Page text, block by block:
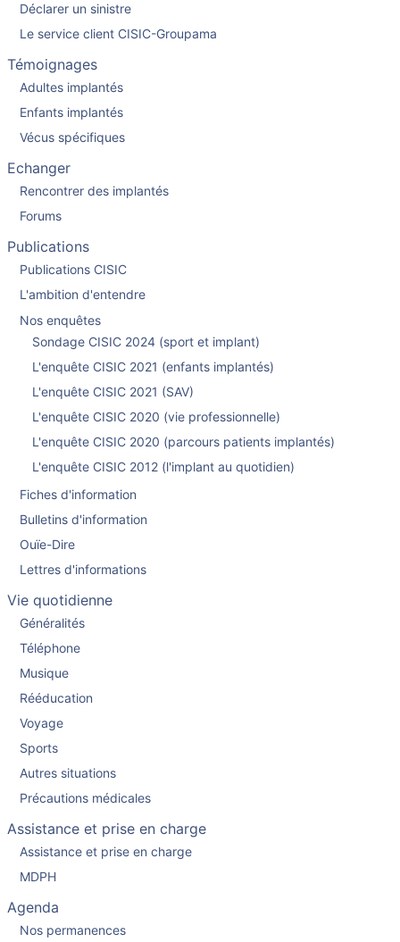
Déclarer un sinistre
Le service client CISIC-Groupama
Témoignages
Adultes implantés
Enfants implantés
Vécus spécifiques
Echanger
Rencontrer des implantés
Forums
Publications
Publications CISIC
L'ambition d'entendre
Nos enquêtes
Sondage CISIC 2024 (sport et implant)
L'enquête CISIC 2021 (enfants implantés)
L'enquête CISIC 2021 (SAV)
L'enquête CISIC 2020 (vie professionnelle)
L'enquête CISIC 2020 (parcours patients implantés)
L'enquête CISIC 2012 (l'implant au quotidien)
Fiches d'information
Bulletins d'information
Ouïe-Dire
Lettres d'informations
Vie quotidienne
Généralités
Téléphone
Musique
Rééducation
Voyage
Sports
Autres situations
Précautions médicales
Assistance et prise en charge
Assistance et prise en charge
MDPH
Agenda
Nos permanences